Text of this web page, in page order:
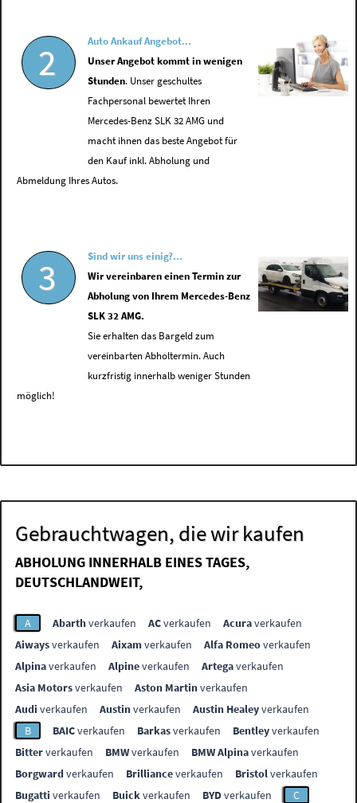
2
Auto Ankauf Angebot...
Unser Angebot kommt in wenigen
Stunden. Unser geschultes
Fachpersonal bewertet Ihren
Mercedes-Benz SLK 32 AMG und
macht ihnen das beste Angebot für
den Kauf inkl. Abholung und
Abmeldung Ihres Autos.
3
Sind wir uns einig?...
Wir vereinbaren einen Termin zur
Abholung von Ihrem Mercedes-Benz
SLK 32 AMG.
Sie erhalten das Bargeld zum
vereinbarten Abholtermin. Auch
kurzfristig innerhalb weniger Stunden
möglich!
Gebrauchtwagen, die wir kaufen
ABHOLUNG INNERHALB EINES TAGES,
DEUTSCHLANDWEIT,
A Abarthverkaufen ACverkaufen Acuraverkaufen
Aiwaysverkaufen Aixamverkaufen Alfa Romeoverkaufen
Alpinaverkaufen Alpineverkaufen Artegaverkaufen
Asia Motorsverkaufen Aston Martinverkaufen
Audi verkaufen Austinverkaufen Austin Healeyverkaufen
B
BAICverkaufen Barkasverkaufen Bentleyverkaufen
Bitterverkaufen BMWverkaufen BMW Alpinaverkaufen
Borgwardverkaufen Brillianceverkaufen Bristolverkaufen
Bugatti verkaufen Buickverkaufen BYDverkaufen
C